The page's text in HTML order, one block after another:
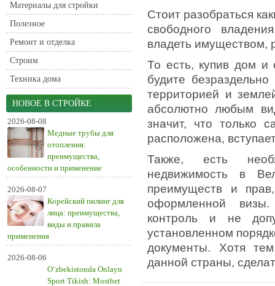
Материалы для стройки
Полезное
Ремонт и отделка
Строим
Техника дома
НОВОЕ В СТРОЙКЕ
2026-08-08
Медные трубы для
отопления:
преимущества,
особенности и применение
2026-08-07
Корейский пилинг для
лица: преимущества,
виды и правила
применения
2026-08-06
O‘zbekistonda Onlayn
Sport Tikish: Mostbet
Стоит разобраться
свободного
владеть имуществом,
То есть, купив дом
будите
территорией и
абсолютно любым
значит, что только
расположена,
Также, есть
недвижимость в
преимуществ и
оформленной
контроль и не
установленном
документы. Хотя
данной страны,